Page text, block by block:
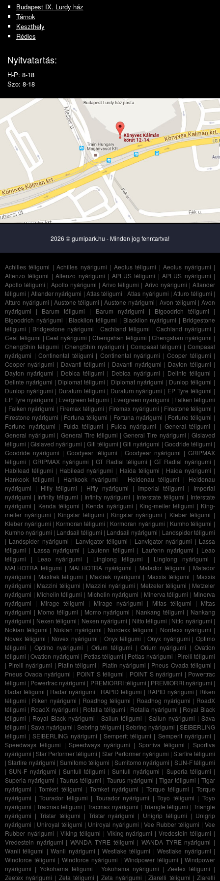
Budapest IX. Lurdy ház
Tárnok
Keszthely
Rédics
Nyitvatartás:
H-P: 8-18
Szo: 8-18
2026 © gumipark.hu - Minden jog fenntartva!
Achilles téligumi |Achilles nyárigumi | Aeolus téligumi |Aeolus nyárigumi |
Altenzo téligumi |Altenzo nyárigumi | APLUS téligumi |APLUS nyárigumi |
Apollo téligumi | Apollo nyárigumi |Arivo téligumi | Arivo nyárigumi |Atlander
téligumi | Atlander nyárigumi | Atlas téligumi |Atlas nyárigumi |Atturo téligumi |
Atturo nyárigumi |Austone téligumi |Austone nyárigumi |Avon téligumi |Avon
nyárigumi | Barum téligumi | Barum nyárigumi | Bfgoodrich téligumi |
Bfgoodrich nyárigumi | Blacklion téligumi | Blacklion nyárigumi | Bridgestone
téligumi | Bridgestone nyárigumi | Cachland téligumi | Cachland nyárigumi |
Ceat téligumi |Ceat nyárigumi | Chengshan téligumi |Chengshan nyárigumi |
ChengShin téligumi |ChengShin nyárigumi | Compasal téligumi |Compasal
nyárigumi | Continental téligumi | Continental nyárigumi | Cooper téligumi |
Cooper nyárigumi | Davanti téligumi | Davanti nyárigumi | Dayton téligumi |
Dayton nyárigumi | Debica téligumi | Debica nyárigumi | Delinte téligumi |
Delinte nyárigumi | Diplomat téligumi | Diplomat nyárigumi | Dunlop téligumi |
Dunlop nyárigumi | Duraturn téligumi | Duraturn nyárigumi | EP Tyre téligumi |
EP Tyre nyárigumi | Evergreen téligumi | Evergreen nyárigumi | Falken téligumi
| Falken nyárigumi | Firemax téligumi | Firemax nyárigumi | Firestone téligumi |
Firestone nyárigumi | Fortuna téligumi | Fortuna nyárigumi | Fortune téligumi |
Fortune nyárigumi | Fulda téligumi | Fulda nyárigumi | General téligumi |
General nyárigumi | General Tire téligumi |General Tire nyárigumi |Gislaved
téligumi |Gislaved nyárigumi | Giti téligumi |Giti nyárigumi | Goodride téligumi |
Goodride nyárigumi | Goodyear téligumi | Goodyear nyárigumi | GRIPMAX
téligumi | GRIPMAX nyárigumi |GT Radial téligumi | GT Radial nyárigumi |
Habilead téligumi | Habilead nyárigumi | Haida téligumi | Haida nyárigumi |
Hankook téligumi | Hankook nyárigumi | Heidenau téligumi | Heidenau
nyárigumi | Hifly téligumi | Hifly nyárigumi | Imperial téligumi | Imperial
nyárigumi | Infinity téligumi | Infinity nyárigumi | Interstate téligumi | Interstate
nyárigumi | Kenda téligumi | Kenda nyárigumi | King-meiler téligumi | King-
meiler nyárigumi | Kingstar téligumi | Kingstar nyárigumi | Kleber téligumi |
Kleber nyárigumi | Kormoran téligumi | Kormoran nyárigumi | Kumho téligumi |
Kumho nyárigumi | Landsail téligumi | Landsail nyárigumi | Landspider téligumi
| Landspider nyárigumi | Lanvigator téligumi | Lanvigator nyárigumi | Lassa
téligumi | Lassa nyárigumi | Laufenn téligumi | Laufenn nyárigumi | Leao
téligumi | Leao nyárigumi | Linglong téligumi | Linglong nyárigumi |
MALHOTRA téligumi | MALHOTRA nyárigumi | Matador téligumi | Matador
nyárigumi | Maxtrek téligumi | Maxtrek nyárigumi | Maxxis téligumi | Maxxis
nyárigumi | Mazzini téligumi | Mazzini nyárigumi | Metzeler téligumi | Metzeler
nyárigumi | Michelin téligumi | Michelin nyárigumi | Minerva téligumi | Minerva
nyárigumi | Mirage téligumi | Mirage nyárigumi | Mitas téligumi | Mitas
nyárigumi | Momo téligumi | Momo nyárigumi | Nankang téligumi | Nankang
nyárigumi | Nexen téligumi | Nexen nyárigumi | Nitto téligumi | Nitto nyárigumi |
Nokian téligumi | Nokian nyárigumi | Nordexx téligumi | Nordexx nyárigumi |
Novex téligumi | Novex nyárigumi | Onyx téligumi | Onyx nyárigumi | Optimo
téligumi | Optimo nyárigumi |Orium téligumi | Orium nyárigumi |Ovation
téligumi |Ovation nyárigumi | Petlas téligumi | Petlas nyárigumi | Pirelli téligumi
| Pirelli nyárigumi | Platin téligumi | Platin nyárigumi | Pneus Ovada téligumi |
Pneus Ovada nyárigumi | POINT S téligumi | POINT S nyárigumi | Powertrac
téligumi | Powertrac nyárigumi | PREMIORRI téligumi | PREMIORRI nyárigumi |
Radar téligumi | Radar nyárigumi | RAPID téligumi | RAPID nyárigumi | Riken
téligumi | Riken nyárigumi | Roadhog téligumi | Roadhog nyárigumi | RoadX
téligumi | RoadX nyárigumi | Rotalla téligumi | Rotalla nyárigumi | Royal Black
téligumi | Royal Black nyárigumi |Sailun téligumi | Sailun nyárigumi |Sava
téligumi | Sava nyárigumi |Sebring téligumi |Sebring nyárigumi |SEIBERLING
téligumi |SEIBERLING nyárigumi |Semperit téligumi | Semperit nyárigumi |
Speedways téligumi |Speedways nyárigumi | Sportiva téligumi |Sportiva
nyárigumi |Star Performer téligumi | Star Performer nyárigumi | Starfire téligumi
|Starfire nyárigumi |Sumitomo téligumi | Sumitomo nyárigumi | SUN-F téligumi
|SUN-F nyárigumi | Sunfull téligumi | Sunfull nyárigumi | Superia téligumi |
Superia nyárigumi |Taurus téligumi | Taurus nyárigumi | Tigar téligumi |Tigar
nyárigumi |Tomket téligumi | Tomket nyárigumi | Torque téligumi |Torque
nyárigumi |Tourador téligumi | Tourador nyárigumi |Toyo téligumi |Toyo
nyárigumi | Tracmax téligumi |Tracmax nyárigumi | Triangle téligumi |Triangle
nyárigumi | Tristar téligumi | Tristar nyárigumi | Unigrip téligumi | Unigrip
nyárigumi | Uniroyal téligumi | Uniroyal nyárigumi |Vee Rubber téligumi |Vee
Rubber nyárigumi | Viking téligumi | Viking nyárigumi |Vredestein téligumi |
Vredestein nyárigumi |WANDA TYRE téligumi | WANDA TYRE nyárigumi |
Wanli téligumi |Wanli nyárigumi | Westlake téligumi |Westlake nyárigumi |
Windforce téligumi | Windforce nyárigumi | Windpower téligumi | Windpower
nyárigumi | Yokohama téligumi | Yokohama nyárigumi |Zeetex téligumi |
Zeetex nyárigumi | Zeta téligumi | Zeta nyárigumi |Ziarelli téligumi | Ziarelli